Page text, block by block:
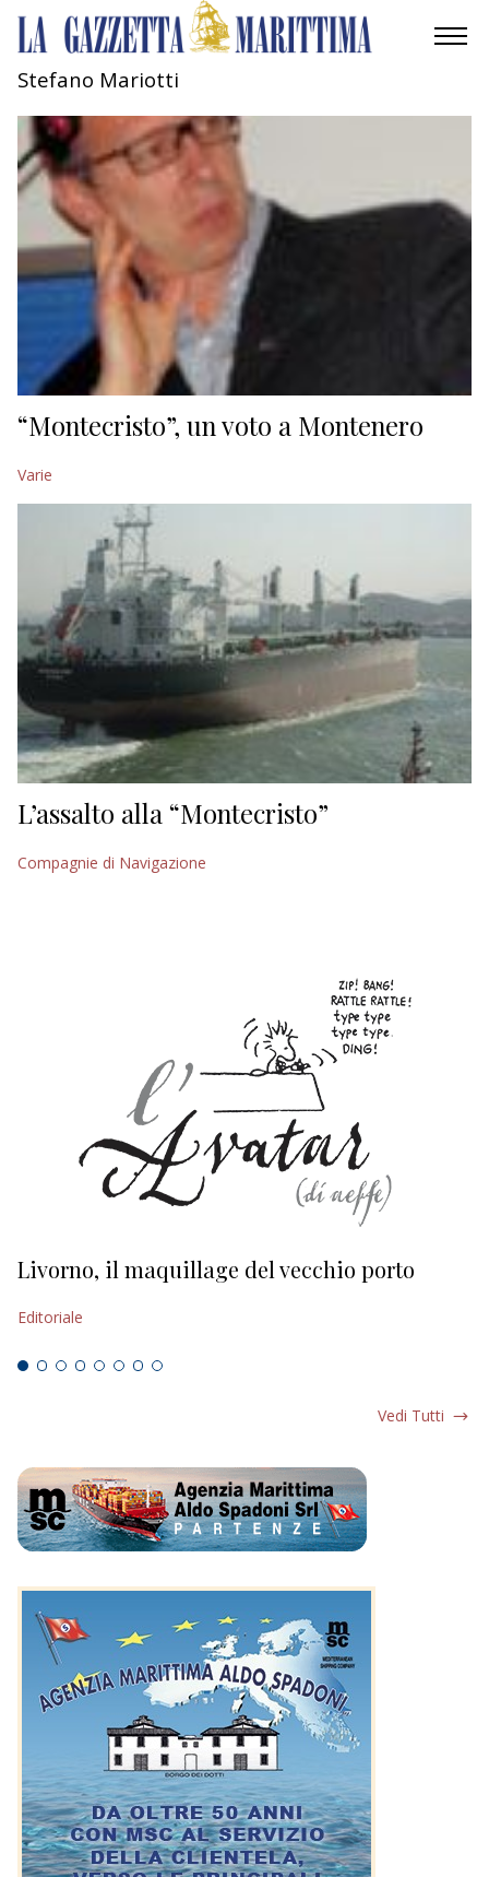
MOBILITÀ
INDUSTRIA
RICERCA
TURISMO
CULTURA
NAUTICA
Stefano Mariotti
“Montecristo”, un voto a Montenero
Varie
L’assalto alla “Montecristo”
Compagnie di Navigazione
Livorno, il maquillage del vecchio porto
Editoriale
Vedi Tutti